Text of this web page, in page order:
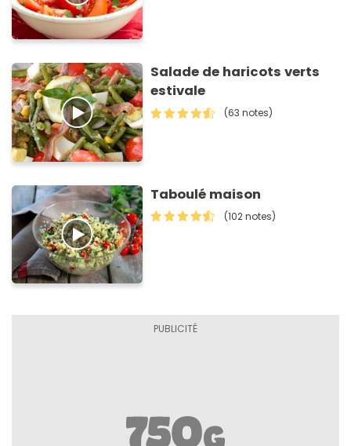
Salade de haricots verts
estivale
(63 notes)
Taboulé maison
(102 notes)